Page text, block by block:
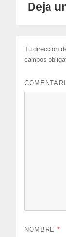
Deja
Tu dirección
campos
NOMBRE*